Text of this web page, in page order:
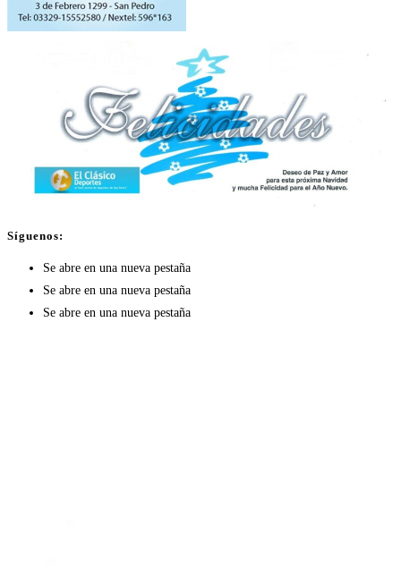
Síguenos:
Se abre en una nueva pestaña
Se abre en una nueva pestaña
Se abre en una nueva pestaña